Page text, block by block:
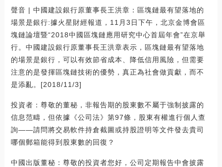
聲音 | 中國建設銀行原董事長王洪章：區塊鏈最有望落地的
場景是銀行:據火星財經報道，11月3日下午，北京金博會區
塊鏈論壇暨“2018中國區塊鏈應用研究中心首屆年會”在京舉
行。中國建設銀行原董事長王洪章表示，區塊鏈最有望落地
的場景是銀行，可以有效節省成本、降低信用風險，但需要
注意的是發揮區塊鏈技術的優勢，真正為社會做貢獻，而不
是添亂。[2018/11/3]
投資者：尊敬的董秘，非報告期的股東數不屬于強制披露的
信息范疇，但依據《公司法》第97條，股東有權進行個人查
詢——請問將交易軟件持倉截圖或持股證明等文件發去貴司
哪個郵箱能得到股東數的回復？
中國出版董秘：尊敬的投資者您好，公司定期報告中會披露